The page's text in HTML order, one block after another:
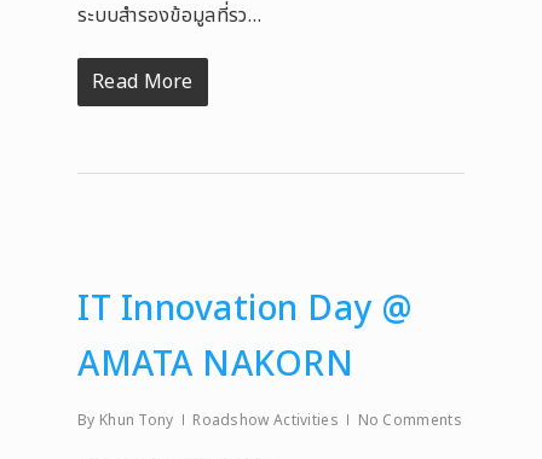
ระบบสำรองข้อมูลที่รว…
Read More
IT Innovation Day @
AMATA NAKORN
By Khun Tony Roadshow Activities No Comments